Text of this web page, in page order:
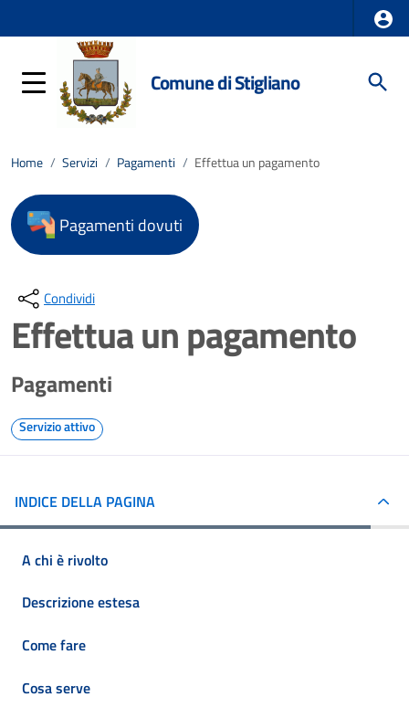
Comune di Stigliano
Home / Servizi / Pagamenti / Effettua un pagamento
Pagamenti dovuti
Condividi
Effettua un pagamento
Pagamenti
Servizio attivo
INDICE DELLA PAGINA
A chi è rivolto
Descrizione estesa
Come fare
Cosa serve